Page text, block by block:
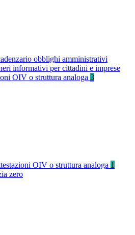
obblighi amministrativi
informativi per cittadini e imprese
OIV o struttura analoga 3
OIV o struttura analoga 1
zero